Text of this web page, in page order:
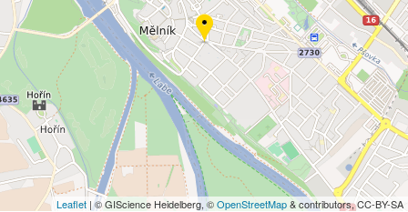
Leaflet | © GIScience Heidelberg, ©OpenStreetMap& contributors, CC-BY-SA